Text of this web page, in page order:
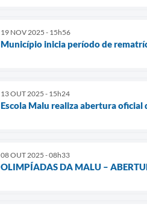
19 NOV 2025 - 15h56
Município inicia período de
13 OUT 2025 - 15h24
Escola Malu realiza abertura oficial
08 OUT 2025 - 08h33
OLIMPÍADAS DA MALU –